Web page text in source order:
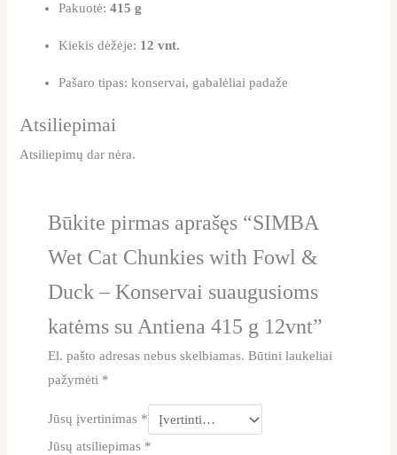
Pakuotė:415 g
Kiekis dėžėje: 12 vnt.
Pašaro tipas: konservai, gabalėliai padaže
Atsiliepimai
Atsiliepimų dar nėra.
Būkite pirmas aprašęs “SIMBA
Wet Cat Chunkies with Fowl &
Duck – Konservai suaugusioms
katėms su Antiena 415 g 12vnt”
El. pašto adresas nebus skelbiamas. Būtini laukeliai
pažymėti *
Jūsų įvertinimas *
Jūsų atsiliepimas *